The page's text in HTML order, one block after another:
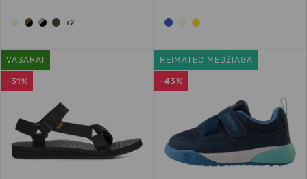
+2
-31%
VASARAI
-43%
REIMATEC MEDŽIAGA